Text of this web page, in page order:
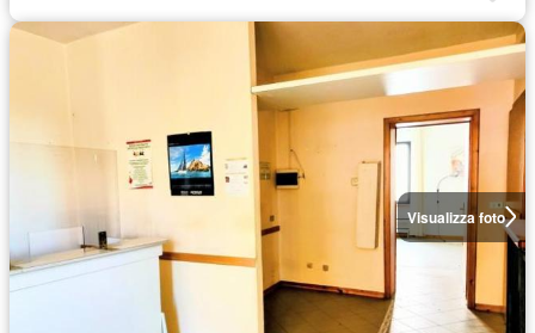
Visualizza foto